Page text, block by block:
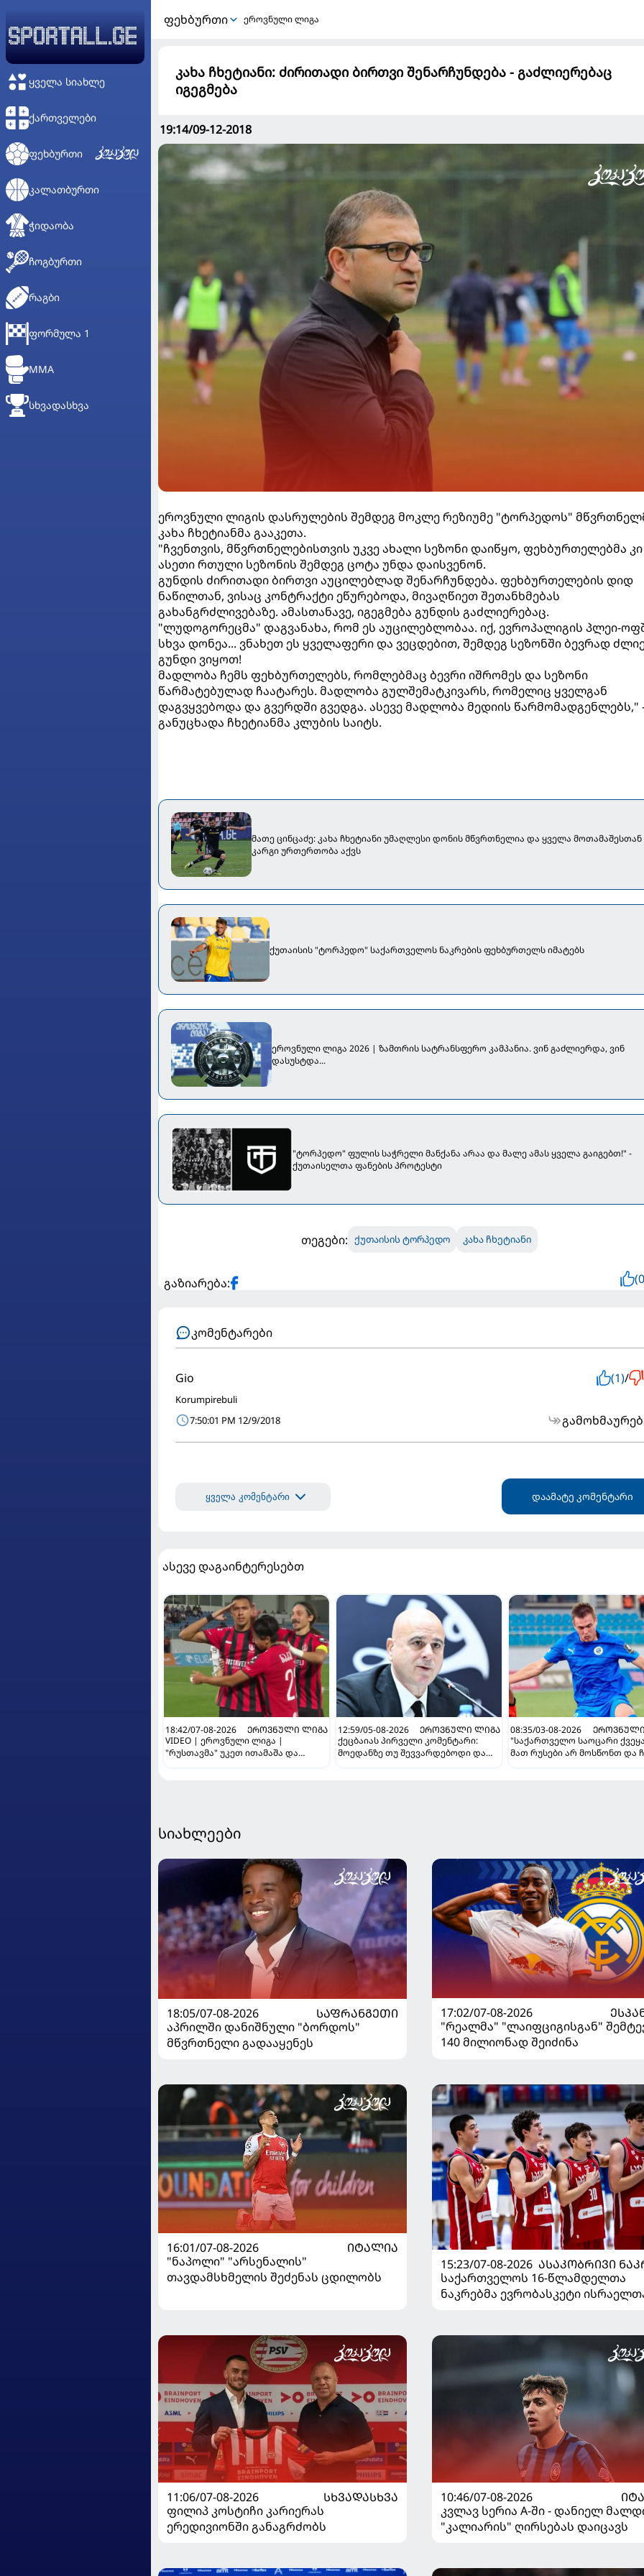
ᲧᲕᲔᲚᲐ ᲡᲘᲐᲮᲚᲔ
ᲥᲐᲠᲗᲕᲔᲚᲔᲑᲘ
ᲤᲔᲮᲑᲣᲠᲗᲘ
ᲙᲐᲚᲐᲗᲑᲣᲠᲗᲘ
ᲭᲘᲓᲐᲝᲑᲐ
ᲩᲝᲒᲑᲣᲠᲗᲘ
ᲠᲐᲒᲑᲘ
ᲤᲝᲠᲛᲣᲚᲐ 1
MMA
ᲡᲮᲕᲐᲓᲐᲡᲮᲕᲐ
ᲤᲔᲮᲑᲣᲠᲗᲘ ეროვნული ლიგა
კახა ჩხეტიანი: ძირითადი ბირთვი შენარჩუნდება - გაძლიერებაც
იგეგმება
19:14/09-12-2018
ეროვნული ლიგის დასრულების შემდეგ მოკლე რეზიუმე "ტორპედოს"
კახა ჩხეტიანმა გააკეთა.
"ჩვენთვის, მწვრთნელებისთვის უკვე ახალი სეზონი დაიწყო, ფეხბურთელებმა კი
ასეთი რთული სეზონის შემდეგ ცოტა უნდა დაისვენონ.
გუნდის ძირითადი ბირთვი აუცილებლად შენარჩუნდება. ფეხბურთელების დიდ
ნაწილთან, ვისაც კონტრაქტი ეწურებოდა, მივაღწიეთ შეთანხმებას
გახანგრძლივებაზე. ამასთანავე, იგეგმება გუნდის გაძლიერებაც.
"ლუდოგორეცმა" დაგვანახა, რომ ეს აუცილებლობაა. იქ, ევროპალიგის პლეი-
სხვა დონეა... ვნახეთ ეს ყველაფერი და ვეცდებით, შემდეგ სეზონში ბევრად
გუნდი ვიყოთ!
მადლობა ჩემს ფეხბურთელებს, რომლებმაც ბევრი იშრომეს და სეზონი
წარმატებულად ჩაატარეს. მადლობა გულშემატკივარს, რომელიც ყველგან
დაგვყვებოდა და გვერდში გვედგა. ასევე მადლობა მედიის წარმომადგენლებს,"
განუცხადა ჩხეტიანმა კლუბის საიტს.
მათე ცინცაძე: კახა ჩხეტიანი უმაღლესი დონის მწვრთნელია და ყველა მოთამაშესთან
კარგი ურთერთობა აქვს
ქუთაისის "ტორპედო" საქართველოს ნაკრების ფეხბურთელს იმატებს
ეროვნული ლიგა 2026 | ზამთრის სატრანსფერო კამპანია. ვინ გაძლიერდა, ვინ
დასუსტდა...
"ტორპედო" ფულის საჭრელი მანქანა არაა და მალე ამას ყველა გაიგებთ!" -
ქუთაისელთა ფანების პროტესტი
თეგები: ქუთაისის ტორპედო კახა ჩხეტიანი
გაზიარება:
კომენტარები
Gio (1)/
Korumpirebuli
7:50:01 PM 12/9/2018
ყველა კომენტარი დაამატე კომენტარი
ასევე დაგაინტერესებთ
18:42/07-08-2026
ᲔᲠᲝᲕᲜᲣᲚᲘ ᲚᲘᲒᲐ
VIDEO | ეროვნული ლიგა |
"რუსთავმა" უკეთ ითამაშა და
12:59/05-08-2026
ᲔᲠᲝᲕᲜᲣᲚᲘ ᲚᲘᲒᲐ
ქეცბაიას პირველი კომენტარი:
მოედანზე თუ შევვარდებოდი და
08:35/03-08-2026
"საქართველო საოცარი
მათ რუსები არ მოსწონთ და
სიახლეები
18:05/07-08-2026
ᲡᲐᲤᲠᲐᲜᲒᲔᲗᲘ
აპრილში დანიშნული "ბორდოს"
მწვრთნელი გადააყენეს
17:02/07-08-2026
"რეალმა" "ლაიფციგისგან"
140 მილიონად შეიძინა
16:01/07-08-2026
ᲘᲢᲐᲚᲘᲐ
"ნაპოლი" "არსენალის"
თავდამსხმელის შეძენას ცდილობს
15:23/07-08-2026 ᲐᲡᲐᲙᲝᲑᲠᲘᲕᲘ
საქართველოს 16-წლამდელთა
ნაკრებმა ევრობასკეტი
11:06/07-08-2026
ᲡᲮᲕᲐᲓᲐᲡᲮᲕᲐ
ფილიპ კოსტიჩი კარიერას
ერედივიონში განაგრძობს
10:46/07-08-2026
კვლავ სერია A-ში - დანიელ
"კალიარის" ღირსებას დაიცავს